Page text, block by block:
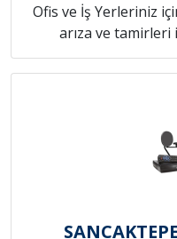
Ofis ve İş Yerleriniz
arıza ve